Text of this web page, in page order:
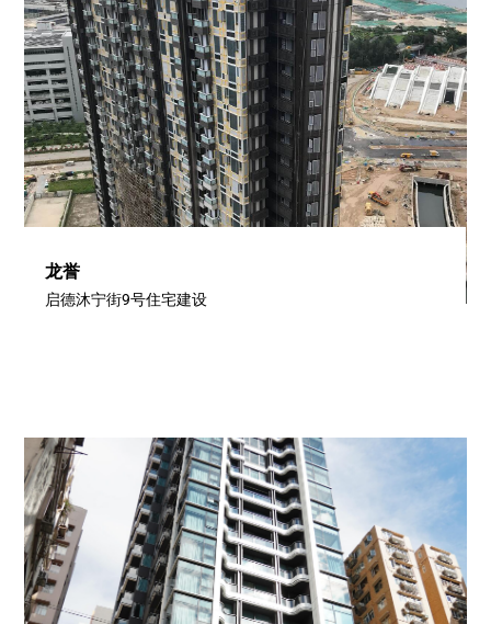
龙誉
启德沐宁街9号住宅建设